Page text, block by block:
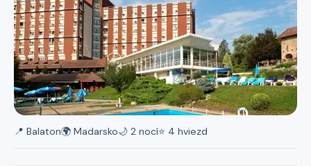
📍 Balaton🌍 Madarsko🌙 2 nocí⭐ 4 hviezd